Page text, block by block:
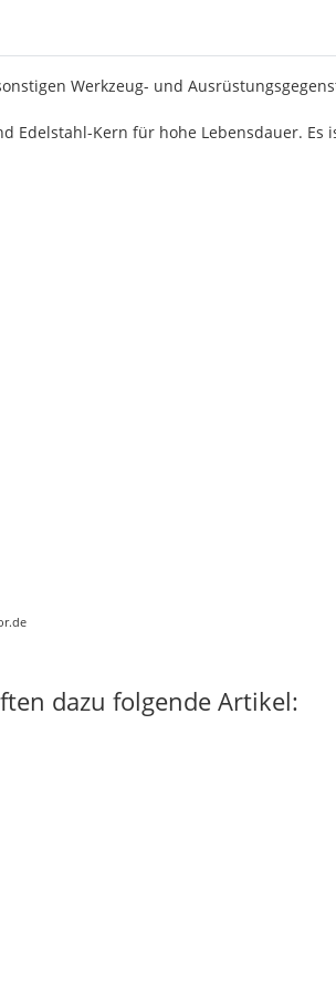
Werkzeug- und
Edelstahl-Kern für hohe Lebensdauer.
dazu folgende Artikel: